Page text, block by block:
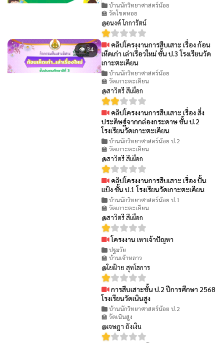
บ้านนักวิทยาศาสตร์น้อย
🏫 วัดโขดหอย
@อนงค์ โกการัตน์
👁 34
คลิปโครงงานการสืบเสาะ เรื่อง ก้อน
เห็ดเก่า เล่าเรื่อวใหม่ ชั้น ป.3 โรงเรียนวัด
เกาะตะเคียน
บ้านนักวิทยาศาสตร์น้อย
🏫 วัดเกาะตะเคียน
@สาวิตรี สีเผือก
คลิปโครงงานการสืบเสาะ เรื่อง สิ่ง
ประดิษฐ์จากกล่องกระดาษ ชั้น ป.2
โรงเรียนวัดเกาะตะเคียน
บ้านนักวิทยาศาสตร์น้อย ป.2
🏫 วัดเกาะตะเคียน
@สาวิตรี สีเผือก
คลิปโครงงานการสืบเสาะ เรื่อง ปั้น
แป้ง ชั้น ป.1 โรงเรียนวัดเกาะตะเคียน
บ้านนักวิทยาศาสตร์น้อย ป.1
🏫 วัดเกาะตะเคียน
@สาวิตรี สีเผือก
โครงงาน เหาเจ้าปัญหา
ปฐมวัย
🏫 บ้านเจ้าหลาว
@ใยฝ้าย สุทโธการ
การสืบเสาะชั้น ป.2 ปีการศึกษา 2568
โรงเรียนวัดเนินสูง
บ้านนักวิทยาศาสตร์น้อย ป.2
🏫 วัดเนินสูง
@เจษฎา ถังเงิน